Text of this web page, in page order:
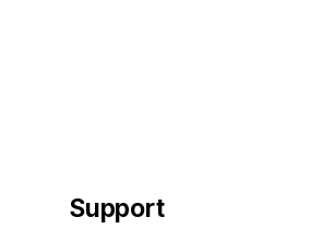
Support